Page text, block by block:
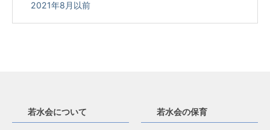
2021年8月以前
若水会について 若水会の保育